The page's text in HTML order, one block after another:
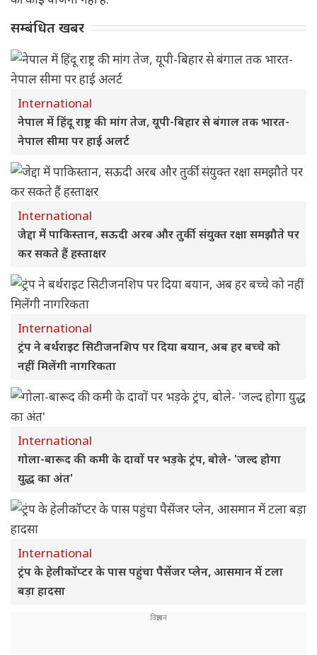
सम्बंधित खबर
International
नेपाल में हिंदू राष्ट्र की मांग तेज, यूपी-बिहार से बंगाल तक भारत-
नेपाल सीमा पर हाई अलर्ट
International
जेद्दा में पाकिस्तान, सऊदी अरब और तुर्की संयुक्त रक्षा समझौते पर
कर सकते हैं हस्ताक्षर
International
ट्रंप ने बर्थराइट सिटीजनशिप पर दिया बयान, अब हर बच्चे को
नहीं मिलेंगी नागरिकता
International
गोला-बारूद की कमी के दावों पर भड़के ट्रंप, बोले- 'जल्द होगा
युद्ध का अंत'
International
ट्रंप के हेलीकॉप्टर के पास पहुंचा पैसेंजर प्लेन, आसमान में टला
बड़ा हादसा